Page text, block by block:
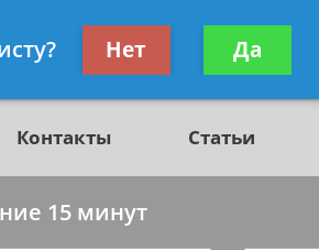
Получите консультацию
бесплатно
Контакты Статьи
15 минут
Нет Да